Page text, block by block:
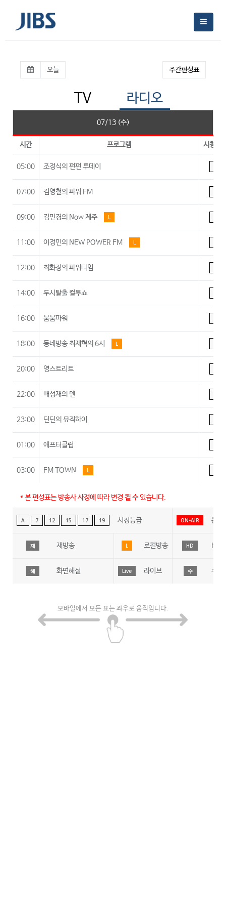
오늘
TV 라디오
주간편성표
07/13 (수)
시간 프로그램 시청등
05:00 조정식의 펀펀 투데이
07:00 김영철의 파워 FM
09:00 김민경의 Now 제주 L
11:00 이정민의 NEW POWER FM L
12:00 최화정의 파워타임
14:00 두시탈출 컬투쇼
16:00 붐붐파워
18:00 동네방송 최재혁의 6시 L
20:00 영스트리트
22:00 배성재의 텐
23:00 딘딘의 뮤직하이
01:00 애프터클럽
03:00 FM TOWN L
* 본 편성표는 방송사 사정에 따라 변경 될 수 있습니다.
A 7 12 15 17 19 시청등급 ON-AIR 온에
재 재방송 L 로컬방송 HD HD
해 화면해설 Live 라이브 수 수어
모바일에서 모든 표는 좌우로 움직입니다.